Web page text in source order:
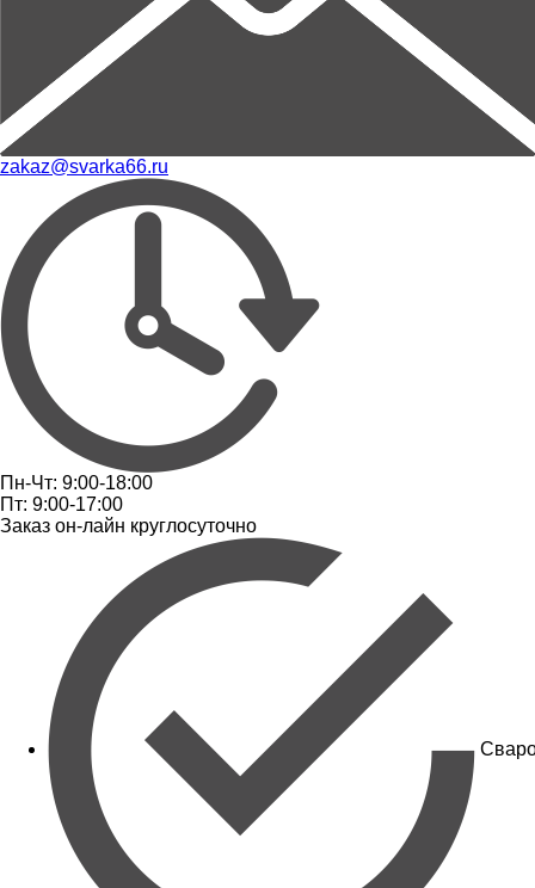
zakaz@svarka66.ru
Пн-Чт: 9:00-18:00
Пт: 9:00-17:00
Заказ он-лайн круглосуточно